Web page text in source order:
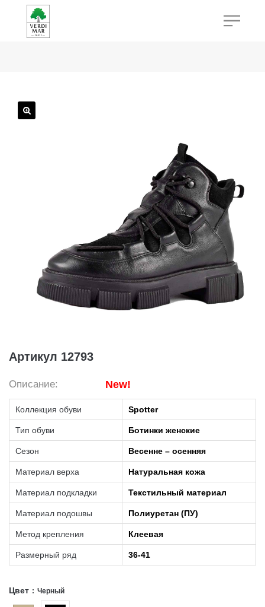
Артикул 12793
Описание: New!
Коллекция обуви Spotter
Тип обуви Ботинки женские
Сезон Весенне – осенняя
Материал верха Натуральная кожа
Материал подкладки Текстильный материал
Материал подошвы Полиуретан (ПУ)
Метод крепления Клеевая
Размерный ряд 36-41
Цвет Черный